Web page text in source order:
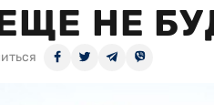
ЕЩЕ НЕ